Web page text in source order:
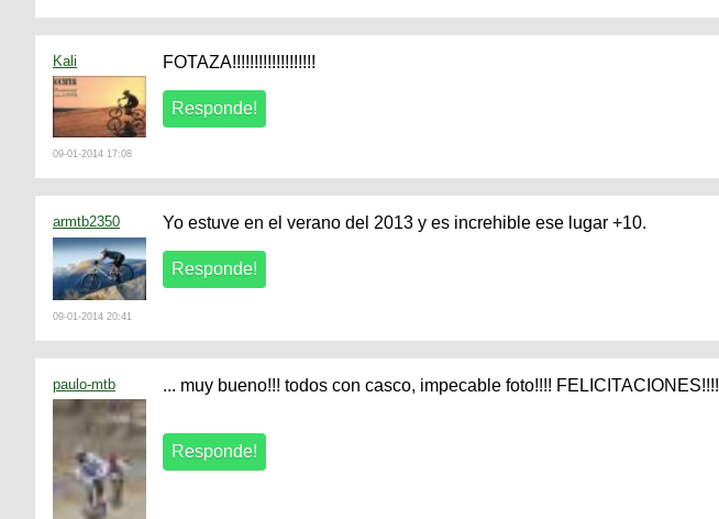
Kali
09-01-2014 17:08
FOTAZA!!!!!!!!!!!!!!!!!!!
armtb2350
09-01-2014 20:41
Yo estuve en el verano del 2013 y es increhible ese lugar +10.
paulo-mtb ... muy bueno!!! todos con casco, impecable foto!!!! FELICITACIONES!!!!